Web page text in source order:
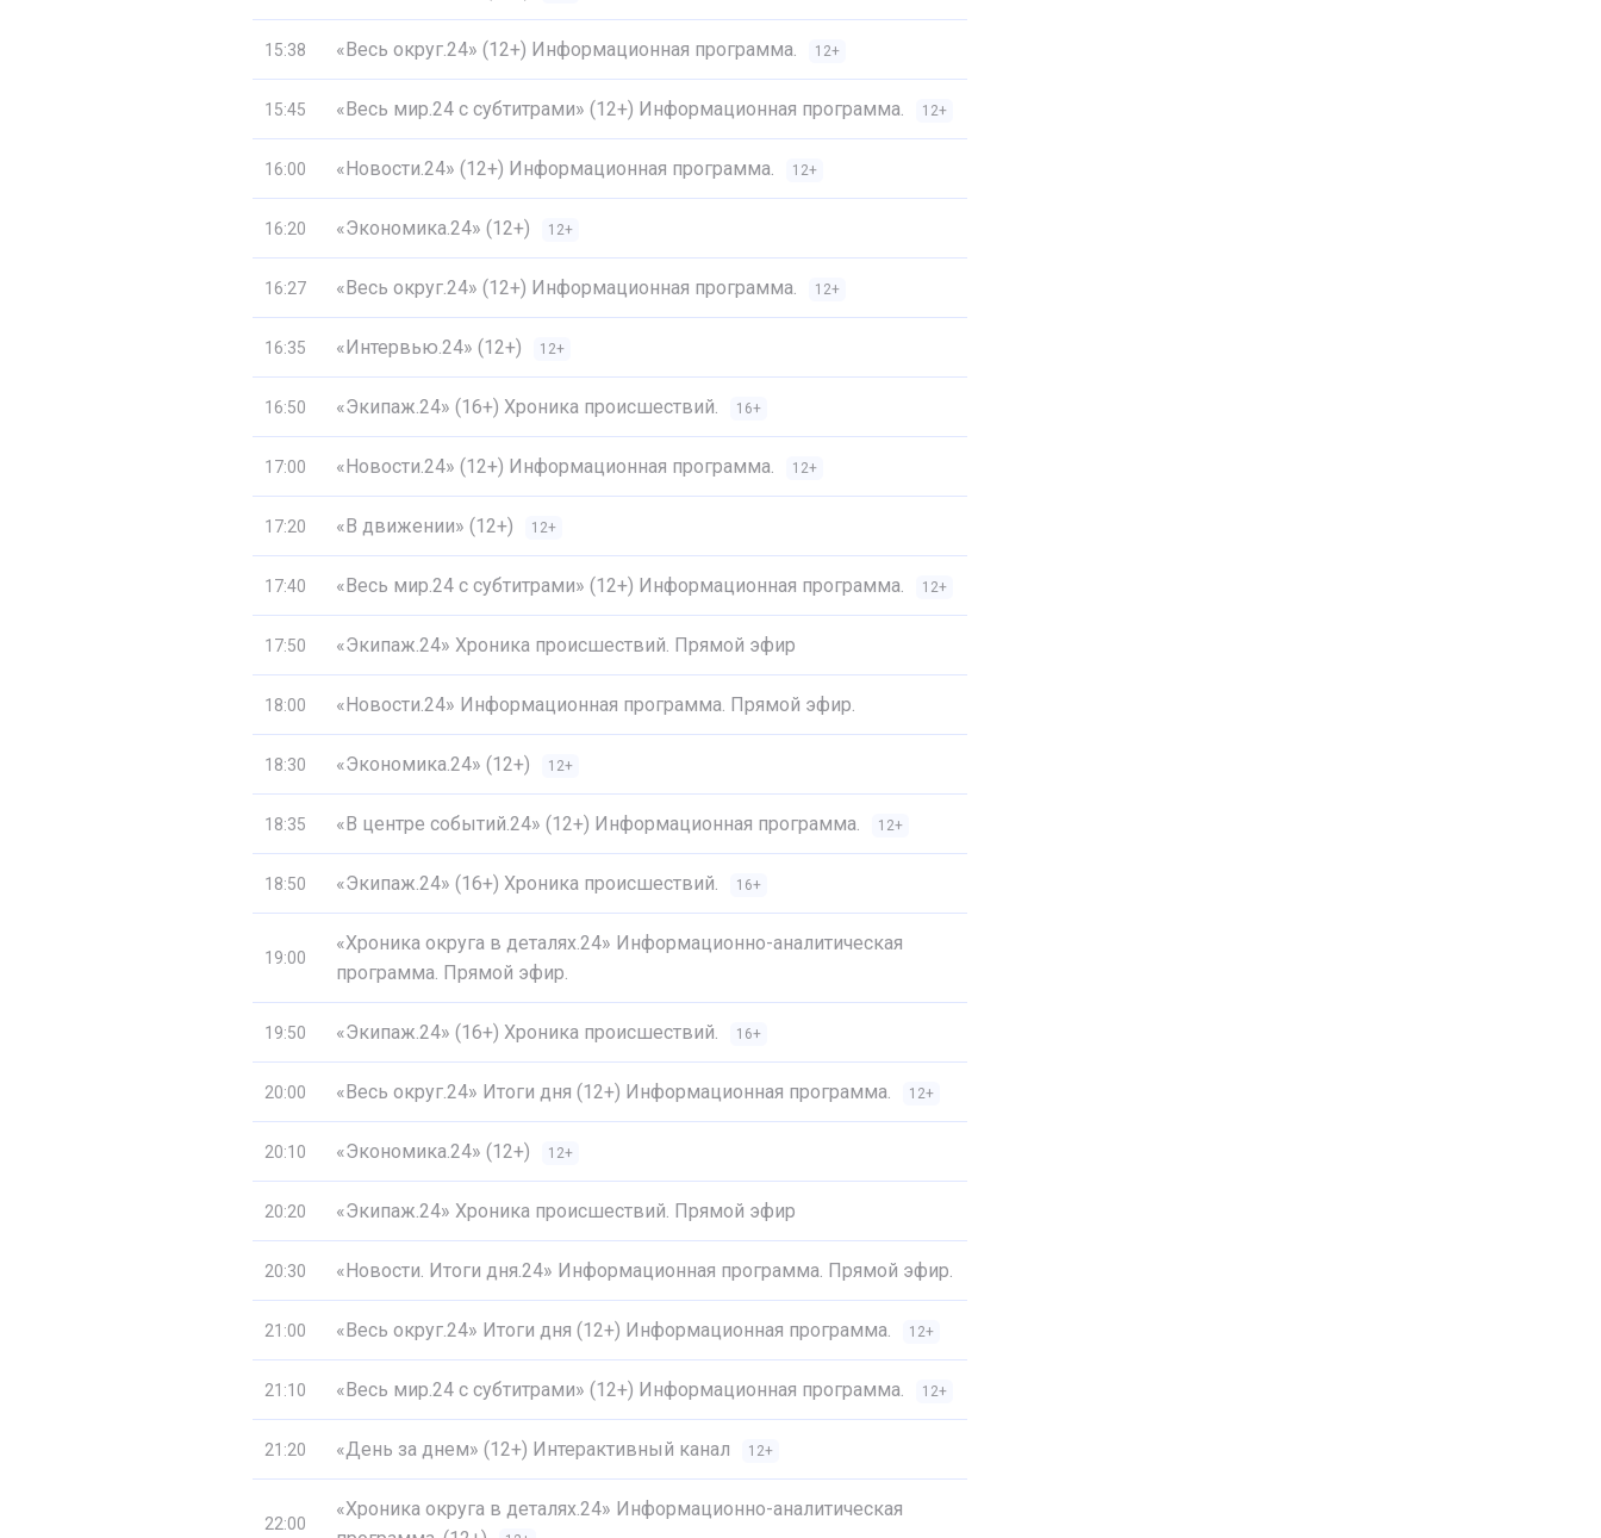
15:38 «Весь округ.24» (12+) Информационная программа. 12+
15:45 «Весь мир.24 с субтитрами» (12+) Информационная программа. 12+
16:00 «Новости.24» (12+) Информационная программа. 12+
16:20 «Экономика.24» (12+) 12+
16:27 «Весь округ.24» (12+) Информационная программа. 12+
16:35 «Интервью.24» (12+) 12+
16:50 «Экипаж.24» (16+) Хроника происшествий. 16+
17:00 «Новости.24» (12+) Информационная программа. 12+
17:20 «В движении» (12+) 12+
17:40 «Весь мир.24 с субтитрами» (12+) Информационная программа. 12+
17:50 «Экипаж.24» Хроника происшествий. Прямой эфир
18:00 «Новости.24» Информационная программа. Прямой эфир.
18:30 «Экономика.24» (12+) 12+
18:35 «В центре событий.24» (12+) Информационная программа. 12+
18:50 «Экипаж.24» (16+) Хроника происшествий. 16+
19:00
«Хроника округа в деталях.24» Информационно-аналитическая
программа. Прямой эфир.
19:50 «Экипаж.24» (16+) Хроника происшествий. 16+
20:00 «Весь округ.24» Итоги дня (12+) Информационная программа. 12+
20:10 «Экономика.24» (12+) 12+
20:20 «Экипаж.24» Хроника происшествий. Прямой эфир
20:30 «Новости. Итоги дня.24» Информационная программа. Прямой эфир.
21:00 «Весь округ.24» Итоги дня (12+) Информационная программа. 12+
21:10 «Весь мир.24 с субтитрами» (12+) Информационная программа. 12+
21:20 «День за днем» (12+) Интерактивный канал 12+
22:00
«Хроника округа в деталях.24» Информационно-аналитическая